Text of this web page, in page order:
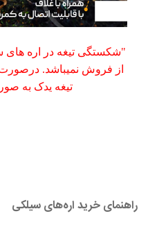
"شکستگی تیغه در اره
از فروش نمیباشد.
تیغه یدک به
راهنمای خرید اره‌های سیلکی